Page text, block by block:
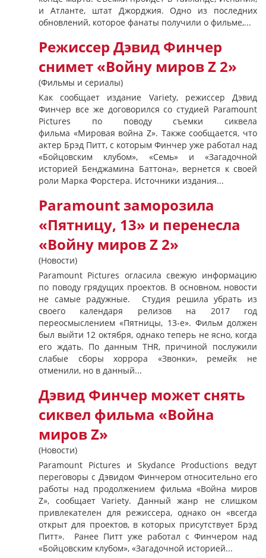
и Атланте, штат Джорджия. Одно из последних
обновлений, которое фанаты получили о фильме,...
Режиссер Дэвид Финчер
снимет «Войну миров Z 2»
(Фильмы и сериалы)
Как сообщает издание Variety, режиссер Дэвид
Финчер все же договорился со студией Paramount
Pictures по поводу съемки сиквела
фильма «Мировая война Z». Также сообщается, что
актер Брэд Питт, с которым Финчер уже работал над
«Бойцовским клубом», «Семь» и «Загадочной
историей Бенджамина Баттона», вернется к своей
роли Марка Форстера. Источники издания...
Paramount заморозила
«Пятницу, 13» и перенесла
«Войну миров Z 2»
(Новости)
Paramount Pictures огласила свежую информацию
по поводу грядущих проектов. В основном, новости
не самые радужные. Студия решила убрать из
своего календаря релизов на 2017 год
переосмыслением «Пятницы, 13-е». Фильм должен
был выйти 12 октября, однако теперь не ясно, когда
его ждать. По данным THR, причиной послужили
слабые сборы хоррора «Звонки», ремейк не
отменили, но в данный...
Дэвид Финчер может снять
сиквел фильма «Война
миров Z»
(Новости)
Paramount Pictures и Skydance Productions ведут
переговоры с Дэвидом Финчером относительно его
работы над продолжением фильма «Война миров
Z», сообщает Variety. Данный жанр не слишком
привлекателен для режиссера, однако он «всегда
открыт для проектов, в которых присутствует Брэд
Питт». Ранее Питт уже работал с Финчером над
«Бойцовским клубом», «Загадочной историей...